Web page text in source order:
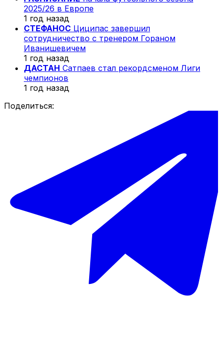
2025/26 в Европе
1 год назад
СТЕФАНОС Циципас завершил
сотрудничество с тренером Гораном
Иванишевичем
1 год назад
ДАСТАН Сатпаев стал рекордсменом Лиги
чемпионов
1 год назад
Поделиться: